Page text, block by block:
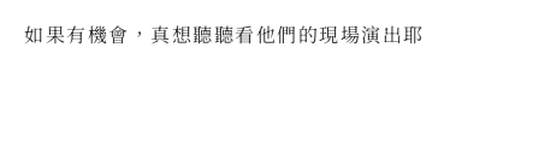
如果有機會，真想聽聽看他們的現場演出耶